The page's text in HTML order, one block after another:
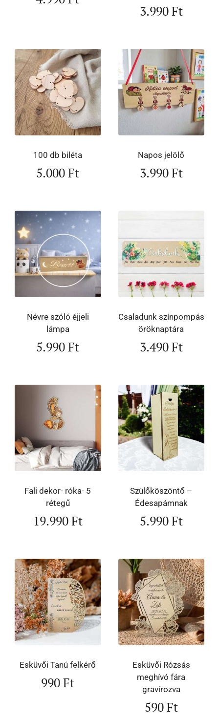
3.990Ft
100 db biléta
5.000Ft
Napos jelölő
3.990Ft
Névre szóló éjjeli
lámpa
5.990Ft
Csaladunk színpompás
öröknaptára
3.490Ft
Fali dekor- róka- 5
rétegű
19.990Ft
Szülőköszöntő –
Édesapámnak
5.990Ft
Esküvői Tanú felkérő
990Ft
Esküvői Rózsás
meghívó fára
gravírozva
590Ft